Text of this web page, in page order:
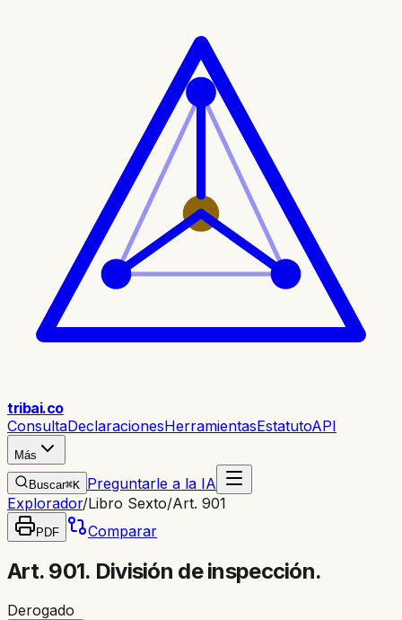
tribai.co
ConsultaDeclaracionesHerramientasEstatutoAPI
Más
Buscar⌘K Preguntarle a la IA
Explorador/Libro Sexto/Art. 901
PDF Comparar
Art. 901. División de inspección.
Derogado